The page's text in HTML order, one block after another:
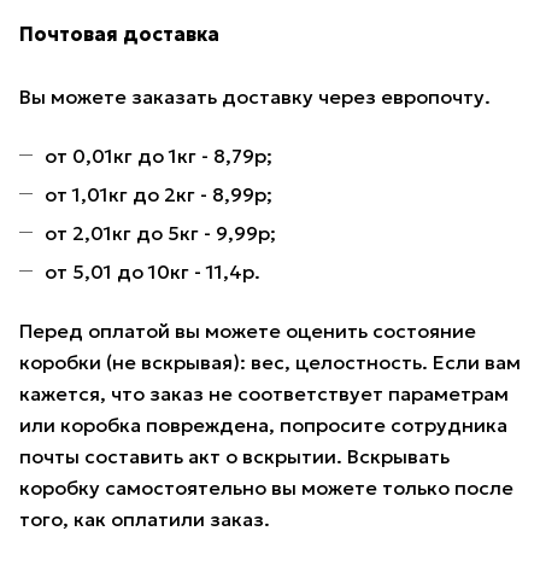
Почтовая доставка
Вы можете заказать доставку через европочту.
от 0,01кг до 1кг - 8,79р;
от 1,01кг до 2кг - 8,99р;
от 2,01кг до 5кг - 9,99р;
от 5,01 до 10кг - 11,4р.
Перед оплатой вы можете оценить состояние
коробки (не вскрывая): вес, целостность. Если вам
кажется, что заказ не соответствует параметрам
или коробка повреждена, попросите сотрудника
почты составить акт о вскрытии. Вскрывать
коробку самостоятельно вы можете только после
того, как оплатили заказ.